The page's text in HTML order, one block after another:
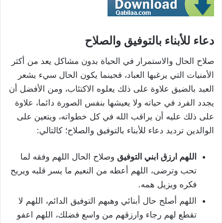
دعاء للأبناء بالتوفيق والصلاح
صلاح الحال والاستمرار في الحياة بدون مشاكل يعد من أكثر
الأمنيات التي يرغبها العباد، فحينما يكون الحال سيء يشعر
العبد بالضيق علاوة على ذلك يعلوه الاكتئاب، ومن الأفضل أن
يجدد الفرد في حياته ولا يعيشها بنفس الصورة دائما، علاوة
على ذلك عليه أن يراقب الله في كل خطواته، ويتعين على
الوالدين ترديد دعاء للأبناء بالتوفيق والصلاح؛ كالتالي:
اللهم ارزق ابني التوفيق وصلاح الحال اللهم وفقه لما
تحب وترضى، اللهم أعطه من النعيم ما يسر قلبه ويريح
فكره ويزيل همه.
اللهم أصلح حال أبنائي وهبهم التوفيق الدائم، اللهم لا
تقطع لهم رجاء وارزقهم من واسع فضلك، اللهم اعفو